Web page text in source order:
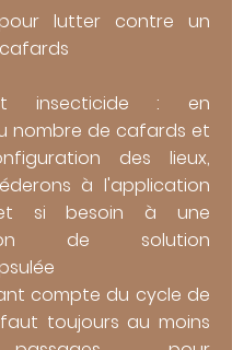
lutter contre un
insecticide : en
nombre de cafards et
des lieux,
à l'application
si besoin à une
de solution
compte du cycle de
toujours au moins